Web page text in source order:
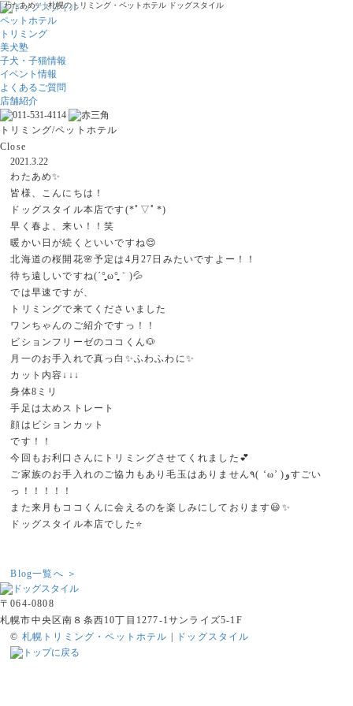
わたあめ✨ | 札幌のトリミング・ペットホテル ドッグスタイル
ペットホテル
トリミング
美犬塾
子犬・子猫情報
イベント情報
よくあるご質問
店舗紹介
トリミング/ペットホテル
Close
2021.3.22
わたあめ✨
皆様、こんにちは！
ドッグスタイル本店です(*ﾟ▽ﾟ*)
早く春よ、来い！！笑
暖かい日が続くといいですね😌
北海道の桜開花🌸予定は4月27日みたいですよー！！
待ち遠しいですね(´°̥̥̥̥̥̥̥̥ω°̥̥̥̥̥̥̥̥｀)💦
では早速ですが、
トリミングで来てくださいました
ワンちゃんのご紹介ですっ！！
ビションフリーゼのココくん🐶
月一のお手入れで真っ白✨ふわふわに✨
カット内容↓↓↓
身体8ミリ
手足は太めストレート
顔はビションカット
です！！
今回もお利口さんにトリミングさせてくれました💕
ご家族のお手入れのご協力もあり毛玉はありません٩( ‘ω’ )وすごい
っ！！！！！
また来月もココくんに会えるのを楽しみにしております😃✨
ドッグスタイル本店でした⭐️
Blog一覧へ ＞
〒064-0808
札幌市中央区南８条西10丁目1277-1サンライズ5-1F
© 札幌トリミング・ペットホテル ドッグスタイル